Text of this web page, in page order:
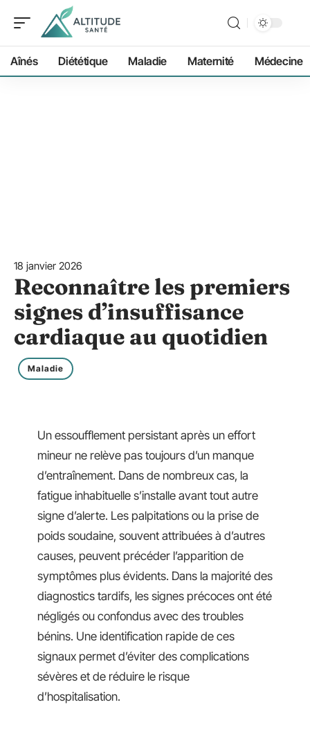
Aînés Diététique Maladie Maternité Médecine
18 janvier 2026
Reconnaître les premiers
signes d’insuffisance
cardiaque au quotidien
Maladie
Un essoufflement persistant après un effort
mineur ne relève pas toujours d’un manque
d’entraînement. Dans de nombreux cas, la
fatigue inhabituelle s’installe avant tout autre
signe d’alerte. Les palpitations ou la prise de
poids soudaine, souvent attribuées à d’autres
causes, peuvent précéder l’apparition de
symptômes plus évidents. Dans la majorité des
diagnostics tardifs, les signes précoces ont été
négligés ou confondus avec des troubles
bénins. Une identification rapide de ces
signaux permet d’éviter des complications
sévères et de réduire le risque
d’hospitalisation.